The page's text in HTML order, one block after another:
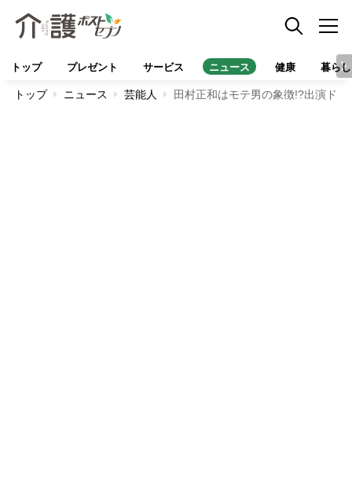
トップ プレゼント サービス ニュース 健康 暮らし
トップ ニュース 芸能人 田村正和はモテ男の象徴!?出演ド